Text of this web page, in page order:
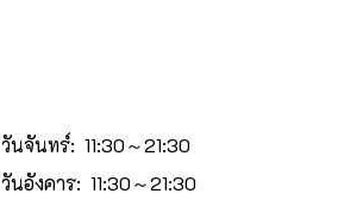
วันจันทร์: 11:30～21:30
วันอังคาร: 11:30～21:30